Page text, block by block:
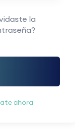
la
ahora